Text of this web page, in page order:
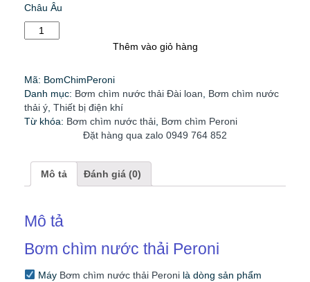
Châu Âu
Bơm
chìm
Peroni
số
lượng
Thêm vào giỏ hàng
Mã: BomChimPeroni
Danh mục: Bơm chìm nước thải Đài loan
Bơm chìm nước
thải ý Thiết bị điện khí
Từ khóa: Bơm chìm nước thải Bơm chìm Peroni
Đặt hàng qua zalo 0949 764 852
Mô tả Đánh giá (0)
Mô tả
Bơm chìm nước thải Peroni
Máy Bơm chìm nước thải Peronilà dòng sản phẩm